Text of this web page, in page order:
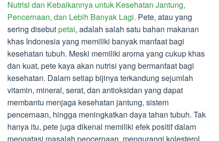
Nutrisi dan Kebaikannya untuk Kesehatan Jantung,
Pencernaan, dan Lebih Banyak Lagi. Pete, atau yang
sering disebutpetai, adalah salah satu bahan makanan
khas Indonesia yang memiliki banyak manfaat bagi
kesehatan tubuh. Meski memiliki aroma yang cukup khas
dan kuat, pete kaya akan nutrisi yang bermanfaat bagi
kesehatan. Dalam setiap bijinya terkandung sejumlah
vitamin, mineral, serat, dan antioksidan yang dapat
membantu menjaga kesehatan jantung, sistem
pencernaan, hingga meningkatkan daya tahan tubuh. Tak
hanya itu, pete juga dikenal memiliki efek positif dalam